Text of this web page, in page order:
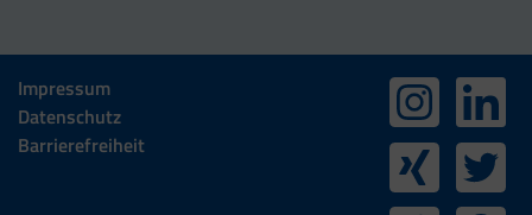
Impressum
Datenschutz
Barrierefreiheit